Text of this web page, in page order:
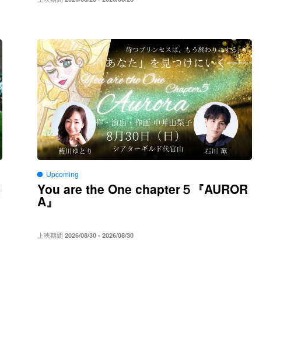
Upcoming
You are the One chapter５ 『AUROR
A』
上映期間 2026/08/30 - 2026/08/30